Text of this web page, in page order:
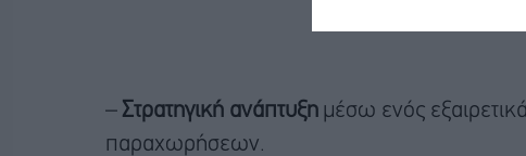
– Στρατηγική ανάπτυξημέσω ενός
παραχωρήσεων.